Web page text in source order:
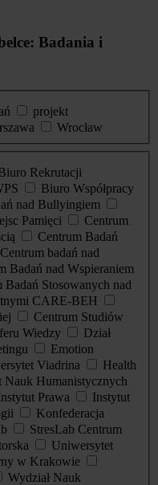
Badania i
projekt
Wrocław
Rekrutacji
Biuro Współpracy
nad Bullyingiem
Pamięci
Centrum
Centrum Badań
Centrum badań nad
Badań nad Wspieraniem
Badań Stosowanych nad
CARE-BEH
Centrum Studiów
Wiedzy
Dział
Emotion
Viadrina
Health
Nauk Humanistycznych
Prawa
Instytut
Konfederacja
StresLab Centrum
Uniwersytet
w Krakowie
Wydział Nauk